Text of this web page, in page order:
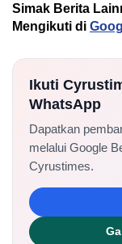
Simak Berita
Mengikuti di
Ikuti
WhatsApp
Dapatkan
melalui Google
Cyrustimes.